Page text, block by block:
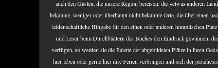
auch den Gästen, die unsere Region bereisen, die »etwas anderen
bekannte, weniger oder überhaupt nicht bekannte Orte, die über einen
leidenschaftliche Hingabe für den einen oder anderen himmlischen
und Leser beim Durchblättern des Buches den Eindruck gewinnen,
verfügen, so werden sie die Palette der abgebildeten Plätze in ihren
hier leben oder gerne hier ihre Ferien verbringen und sich der